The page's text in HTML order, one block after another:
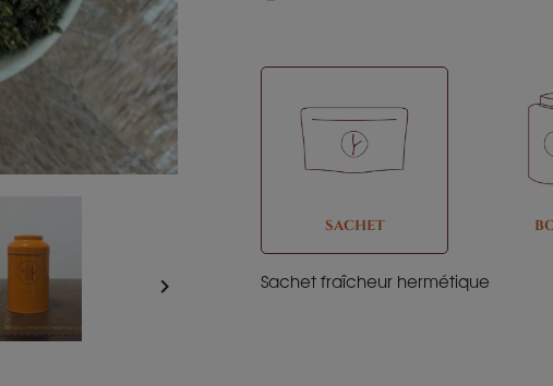

SACHET
Sachet fraîcheur hermétique